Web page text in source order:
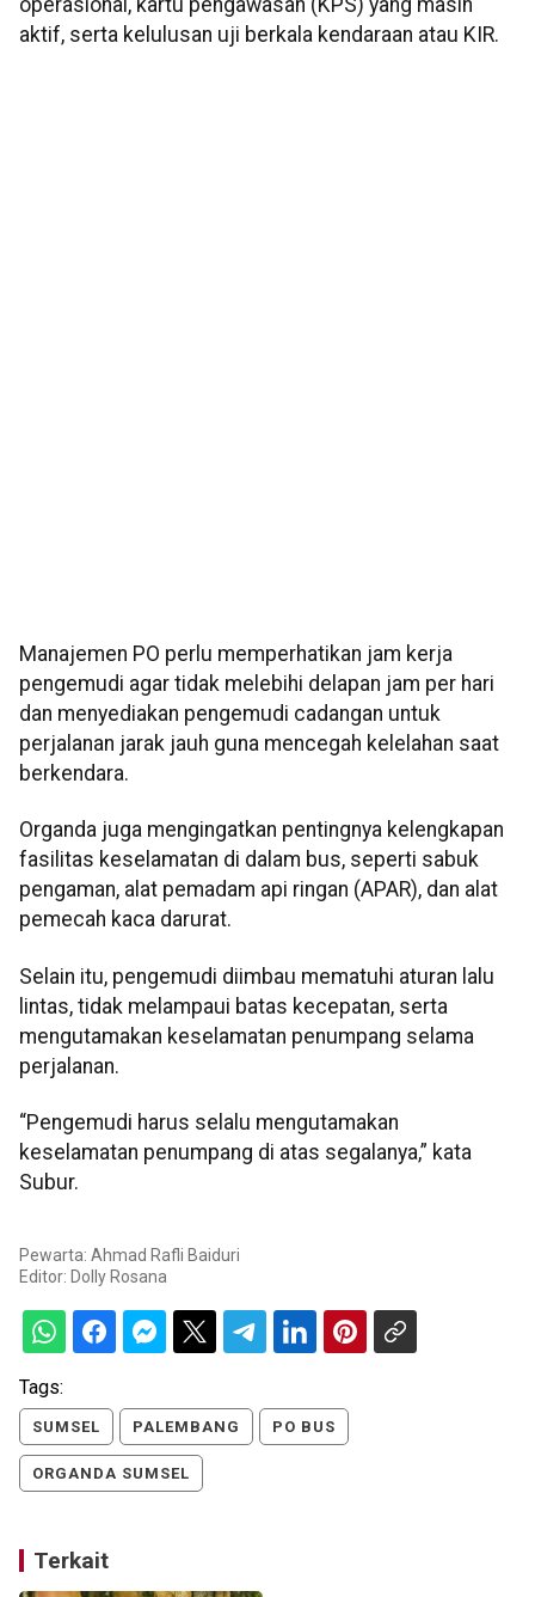
operasional, kartu pengawasan (KPS) yang masih
aktif, serta kelulusan uji berkala kendaraan atau KIR.
Manajemen PO perlu memperhatikan jam kerja
pengemudi agar tidak melebihi delapan jam per hari
dan menyediakan pengemudi cadangan untuk
perjalanan jarak jauh guna mencegah kelelahan saat
berkendara.
Organda juga mengingatkan pentingnya kelengkapan
fasilitas keselamatan di dalam bus, seperti sabuk
pengaman, alat pemadam api ringan (APAR), dan alat
pemecah kaca darurat.
Selain itu, pengemudi diimbau mematuhi aturan lalu
lintas, tidak melampaui batas kecepatan, serta
mengutamakan keselamatan penumpang selama
perjalanan.
“Pengemudi harus selalu mengutamakan
keselamatan penumpang di atas segalanya,” kata
Subur.
Pewarta: Ahmad Rafli Baiduri
Editor: Dolly Rosana
Tags:
SUMSEL PALEMBANG PO BUS
ORGANDA SUMSEL
Terkait